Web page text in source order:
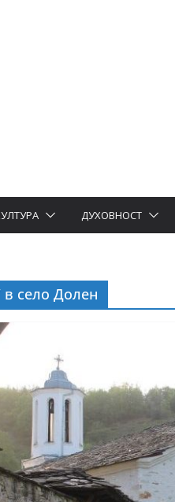
ДУХОВНОСТ
село Долен